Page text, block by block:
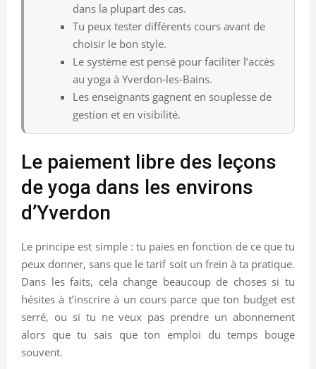
dans la plupart des cas.
Tu peux tester différents cours avant de
choisir le bon style.
Le système est pensé pour faciliter l’accès
au yoga à Yverdon-les-Bains.
Les enseignants gagnent en souplesse de
gestion et en visibilité.
Le paiement libre des leçons
de yoga dans les environs
d’Yverdon
Le principe est simple : tu paies en fonction de ce que tu
peux donner, sans que le tarif soit un frein à ta pratique.
Dans les faits, cela change beaucoup de choses si tu
hésites à t’inscrire à un cours parce que ton budget est
serré, ou si tu ne veux pas prendre un abonnement
alors que tu sais que ton emploi du temps bouge
souvent.